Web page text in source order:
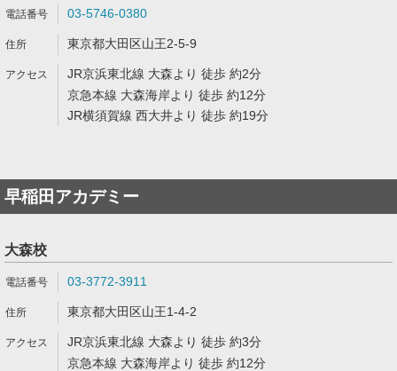
03-5746-0380
東京都大田区山王2-5-9
JR京浜東北線 大森より 徒歩 約2分
京急本線 大森海岸より 徒歩 約12分
JR横須賀線 西大井より 徒歩 約19分
早稲田アカデミー
大森校
03-3772-3911
東京都大田区山王1-4-2
JR京浜東北線 大森より 徒歩 約3分
京急本線 大森海岸より 徒歩 約12分